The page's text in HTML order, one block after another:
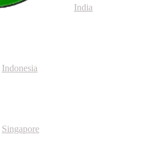
India
Indonesia
Singapore